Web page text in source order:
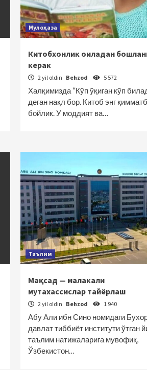
Мулоҳаза
Китобхонлик оиладан
керак
2 yil oldin Behzod 5 572
Халқимизда “Кўп ўқиган кўп
деган нақл бор. Китоб энг
бойлик. У моддият ва…
Таълим
Мақсад — малакали
мутахассислар тайёрлаш
2 yil oldin Behzod 1 940
Абу Али ибн Сино номидаги
давлат тиббиёт институти ўтган
таълим натижаларига мувофиқ,
Ўзбекистон…